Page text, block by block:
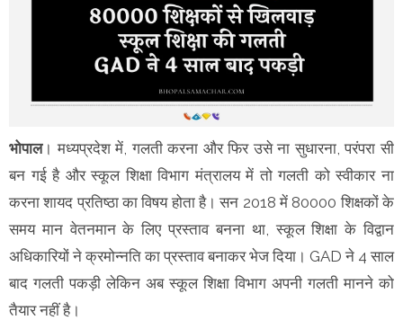
भोपाल। मध्यप्रदेश में, गलती करना और फिर उसे ना सुधारना, परंपरा सी
बन गई है और स्कूल शिक्षा विभाग मंत्रालय में तो गलती को स्वीकार ना
करना शायद प्रतिष्ठा का विषय होता है। सन 2018 में 80000 शिक्षकों के
समय मान वेतनमान के लिए प्रस्ताव बनना था, स्कूल शिक्षा के विद्वान
अधिकारियों ने क्रमोन्नति का प्रस्ताव बनाकर भेज दिया। GAD ने 4 साल
बाद गलती पकड़ी लेकिन अब स्कूल शिक्षा विभाग अपनी गलती मानने को
तैयार नहीं है।